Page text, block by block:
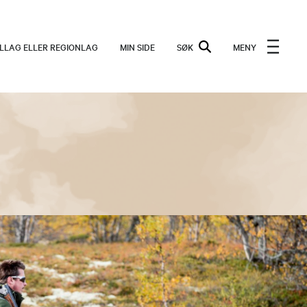
ELLER REGIONLAG MIN SIDE SØK MENY